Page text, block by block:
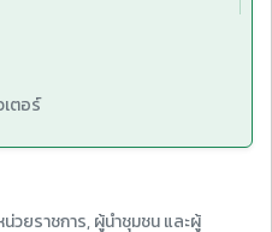
ตอร์
วยราชการ, ผู้นำชุมชน และผู้